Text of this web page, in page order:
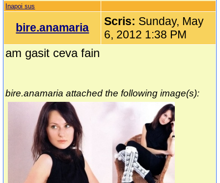
Inapoi sus
bire.anamaria Scris: Sunday, May
6, 2012 1:38 PM
am gasit ceva fain
bire.anamaria attached the following image(s):